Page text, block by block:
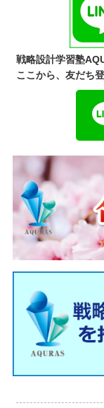
戦略設計学習塾
ここから、友だち